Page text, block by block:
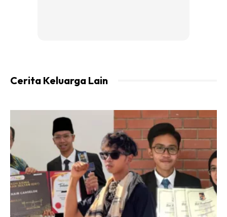
Seri Paduka Baginda Raja Permaisuri Agong pun antara
yang layan drama kegemaran tau
Kalau aokme nak tahu, Seri Paduka Baginda gemar
menonton drama bersejarah dan cerita romantik.
“Dulu drama Melayu, tetapi sekarang saya tonton drama
Turki. Saya suka drama bersejarah. Sekarang saya
Cerita Keluarga Lain